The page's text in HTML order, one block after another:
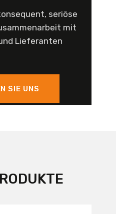
seriöse
mit
Lieferanten
SIE UNS